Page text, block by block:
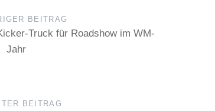
BEITRAG
Truck für Roadshow im WM-
Jahr
BEITRAG